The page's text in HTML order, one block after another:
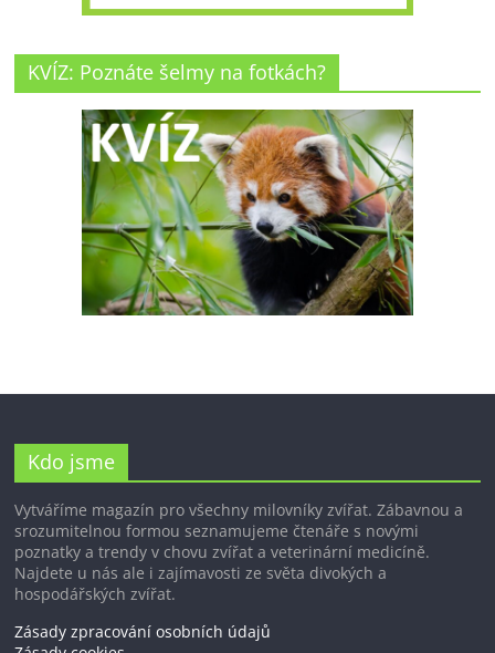
KVÍZ: Poznáte šelmy na fotkách?
Kdo jsme
Vytváříme magazín pro všechny milovníky zvířat. Zábavnou a
srozumitelnou formou seznamujeme čtenáře s novými
poznatky a trendy v chovu zvířat a veterinární medicíně.
Najdete u nás ale i zajímavosti ze světa divokých a
hospodářských zvířat.
Zásady zpracování osobních údajů